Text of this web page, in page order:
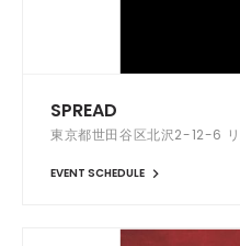
SPREAD
東京都世田谷区北沢2-12-6
EVENT SCHEDULE